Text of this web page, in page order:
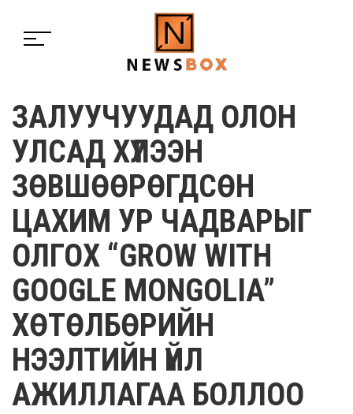
ЗАЛУУЧУУДАД ОЛОН
УЛСАД ХҮЛЭЭН
ЗӨВШӨӨРӨГДСӨН
ЦАХИМ УР ЧАДВАРЫГ
ОЛГОХ “GROW WITH
GOOGLE MONGOLIA”
ХӨТӨЛБӨРИЙН
НЭЭЛТИЙН ҮЙЛ
АЖИЛЛАГАА БОЛЛОО